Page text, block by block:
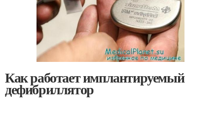
Как работает имплантируемый
дефибриллятор